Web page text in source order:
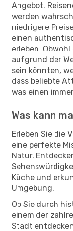
Angebot.
werden
niedrigere
einen
erleben.
aufgrund der
sein könnten,
dass beliebte
was einen
Was kann
Erleben Sie die
eine perfekte
Natur.
Küche und
Umgebung.
Ob Sie durch
einem der
Stadt